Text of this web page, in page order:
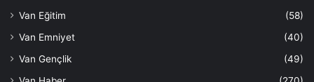
Van Eğitim
(58)
Van Emniyet
(40)
Van Gençlik
(49)